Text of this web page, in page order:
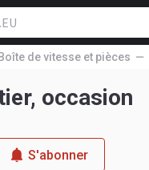
Boîte de vitesse et pièces
occasion
S'abonner